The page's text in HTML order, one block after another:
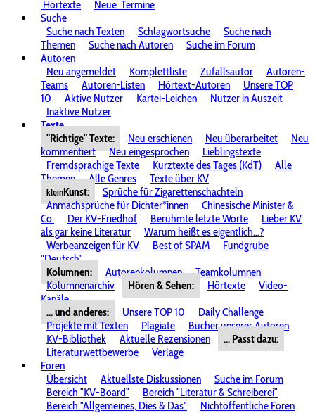
Hörtexte
Neue Termine
Suche
Suche nach Texten
Schlagwortsuche
Suche nach
Themen
Suche nach Autoren
Suche im Forum
Autoren
Neu angemeldet
Komplettliste Zufallsautor
Autoren-
Teams
Autoren-Listen Hörtext-Autoren
Unsere TOP
10
Aktive Nutzer Kartei-Leichen
Nutzer in Auszeit
Inaktive Nutzer
Texte
"Richtige" Texte:
Neu erschienen Neu überarbeitet
Neu
kommentiert
Neu eingesprochen
Lieblingstexte
Fremdsprachige Texte
Kurztexte des Tages (KdT)
Alle
Themen
Alle Genres Texte über KV
kleinKunst:
Sprüche für Zigarettenschachteln
Anmachsprüche für Dichter*innen
Chinesische Minister &
Co.
Der KV-Friedhof Berühmte letzte Worte
Lieber KV
als gar keine Literatur
Warum heißt es eigentlich...?
Werbeanzeigen für KV
Best of SPAM
Fundgrube
"Deutsch"
Kolumnen:
Autorenkolumnen
Teamkolumnen
Kolumnenarchiv
Hören & Sehen: Hörtexte
Video-
Kanäle
... und anderes:
Unsere TOP 10
Daily Challenge
Projekte mit Texten
Plagiate
Bücher unserer Autoren
KV-Bibliothek
Aktuelle Rezensionen
... Passt dazu:
Literaturwettbewerbe
Verlage
Foren
Übersicht
Aktuellste Diskussionen
Suche im Forum
Bereich "KV-Board"
Bereich "Literatur & Schreiberei"
Bereich "Allgemeines, Dies & Das"
Nichtöffentliche Foren